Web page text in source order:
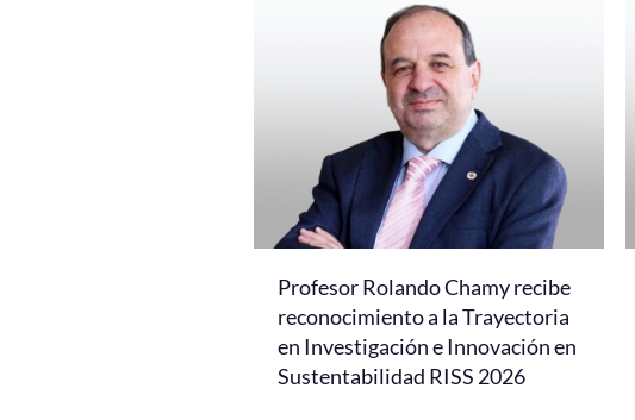
Profesor Rolando Chamy recibe
reconocimiento a la Trayectoria
en Investigación e Innovación en
Sustentabilidad RISS 2026